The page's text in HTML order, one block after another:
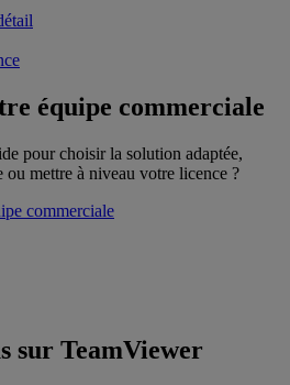
équipe commerciale
pour choisir la solution adaptée,
ou mettre à niveau votre licence ?
commerciale
sur TeamViewer